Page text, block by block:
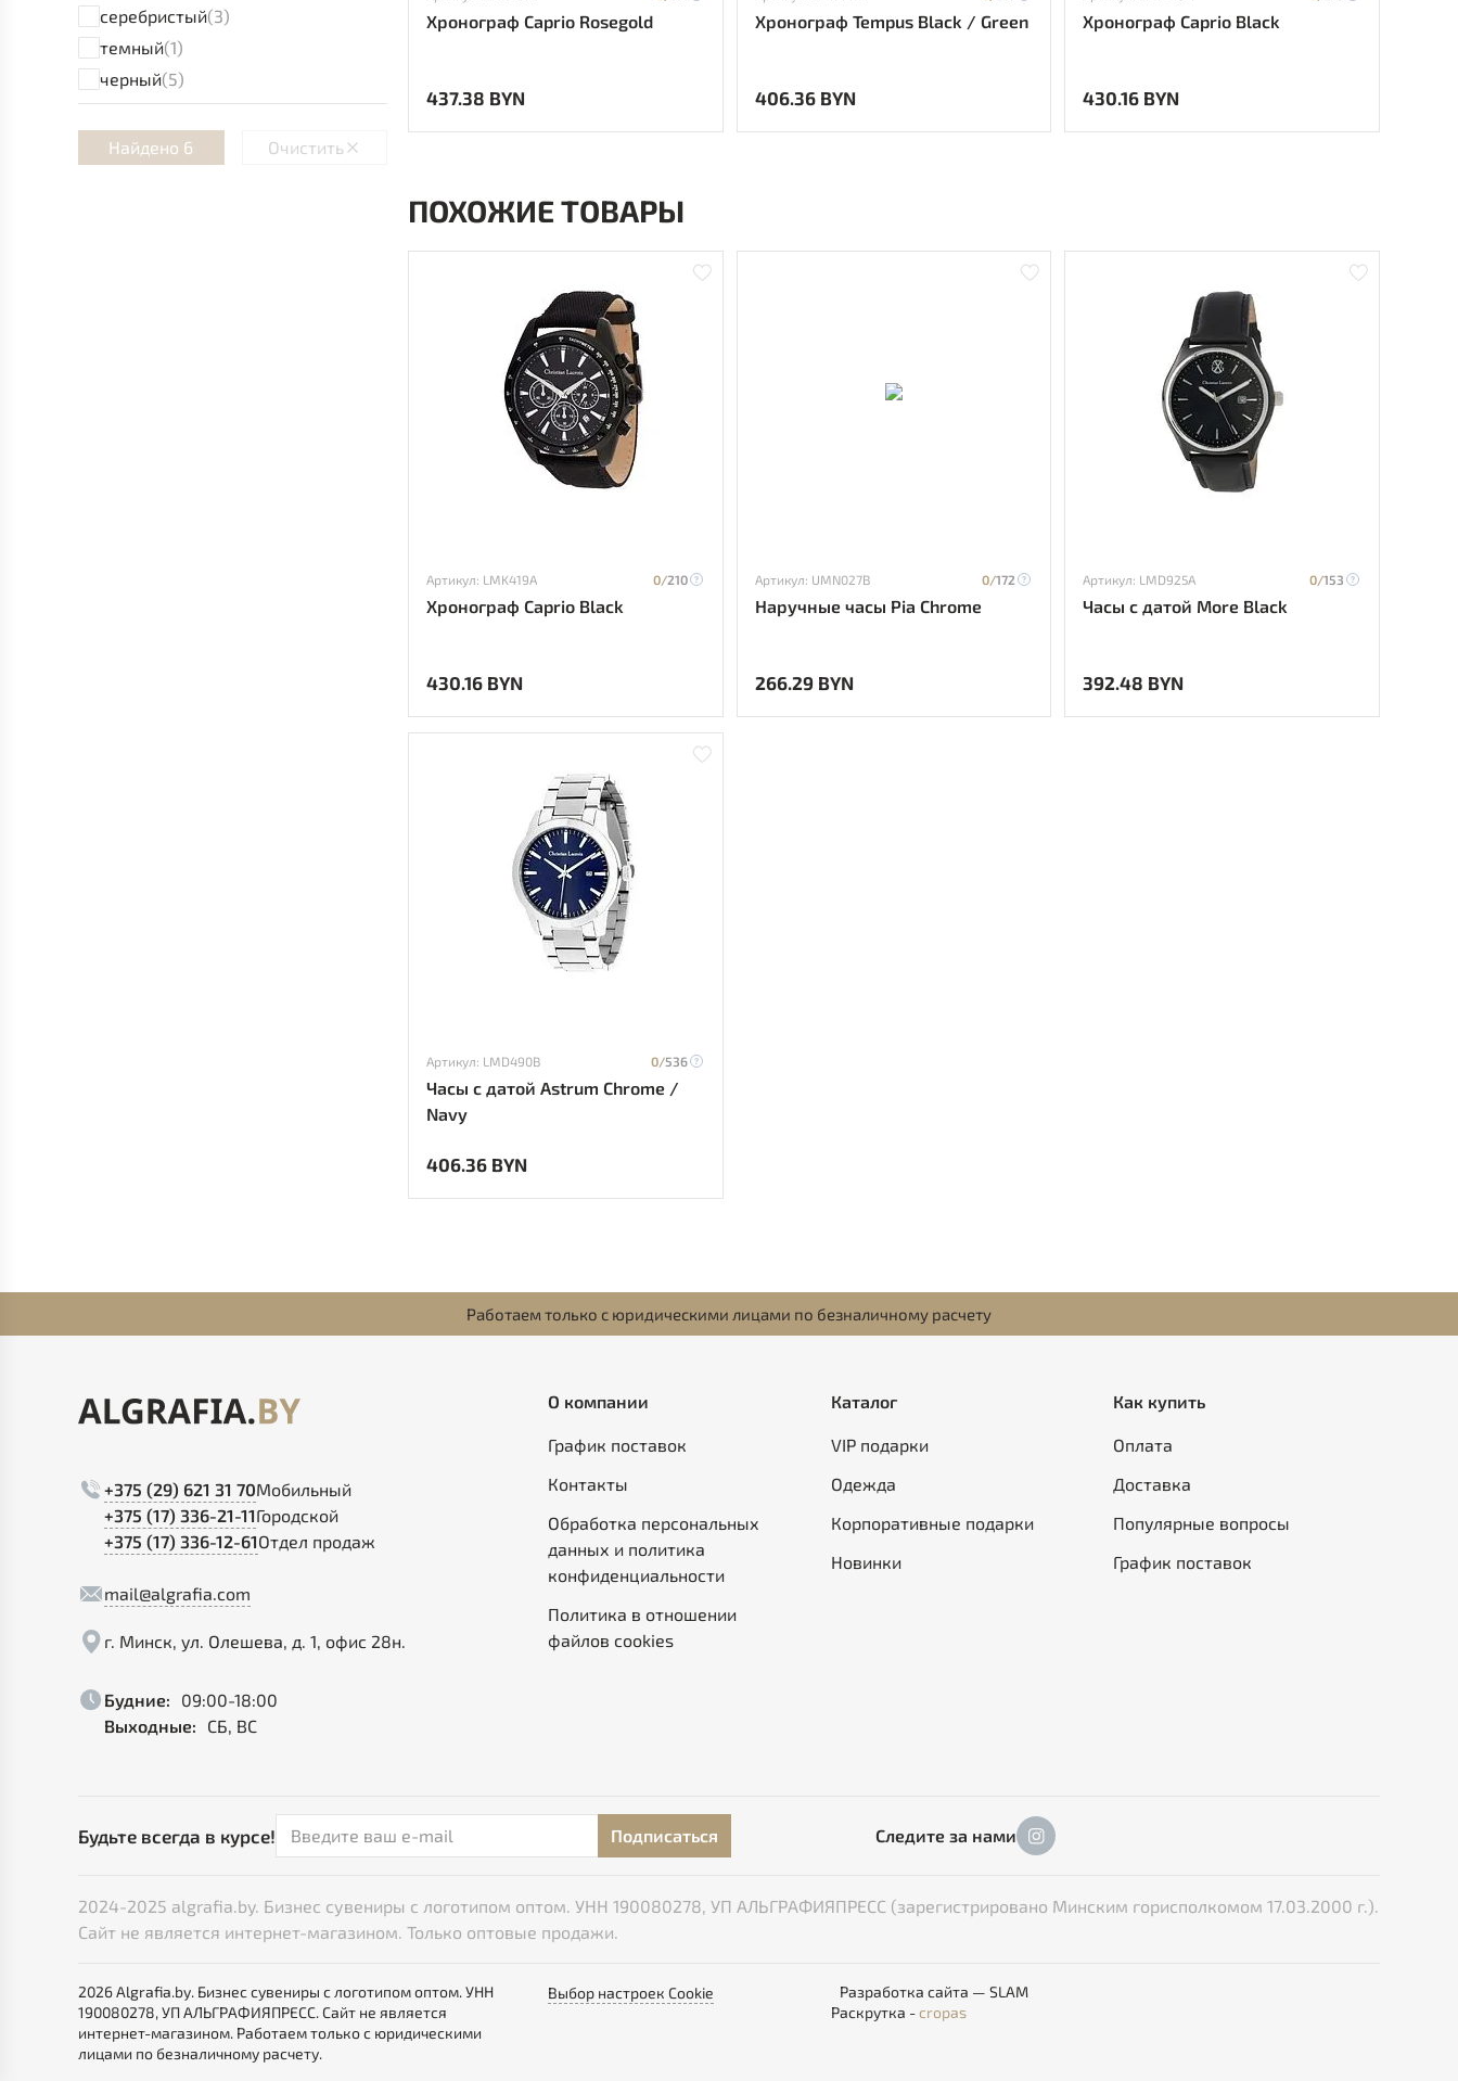
серебристый(3)
темный(1)
черный(5)
Найдено 6 Очистить
Хронограф Caprio Rosegold
437.38 BYN
Хронограф Tempus Black / Green
406.36 BYN
Хронограф Caprio Black
430.16 BYN
ПОХОЖИЕ ТОВАРЫ
Артикул: LMK419A 0/210
Хронограф Caprio Black
430.16 BYN
Артикул: UMN027B 0/172
Наручные часы Pia Chrome
266.29 BYN
Артикул: LMD925A 0/153
Часы с датой More Black
392.48 BYN
Артикул: LMD490B 0/536
Часы с датой Astrum Chrome /
Navy
406.36 BYN
Работаем только с юридическими лицами по безналичному расчету
+375 (29) 621 31 70Мобильный
+375 (17) 336-21-11Городской
+375 (17) 336-12-61Отдел продаж
mail@algrafia.com
г. Минск, ул. Олешева, д. 1, офис 28н.
Будние:
09:00-18:00
Выходные:
СБ, ВС
О компании
График поставок
Контакты
Обработка персональных
данных и политика
конфиденциальности
Политика в отношении
файлов cookies
Каталог
VIP подарки
Одежда
Корпоративные подарки
Новинки
Как купить
Оплата
Доставка
Популярные вопросы
График поставок
Будьте всегда в курсе! Подписаться Следите за нами
2024-2025 algrafia.by. Бизнес сувениры с логотипом оптом. УНН 190080278, УП АЛЬГРАФИЯПРЕСС (зарегистрировано Минским горисполкомом 17.03.2000 г.).
Сайт не является интернет-магазином. Только оптовые продажи.
2026 Algrafia.by. Бизнес сувениры с логотипом оптом. УНН
190080278, УП АЛЬГРАФИЯПРЕСС. Сайт не является
интернет-магазином. Работаем только с юридическими
лицами по безналичному расчету.
Выбор настроек Cookie
Разработка сайта — SLAM
Раскрутка -cropas